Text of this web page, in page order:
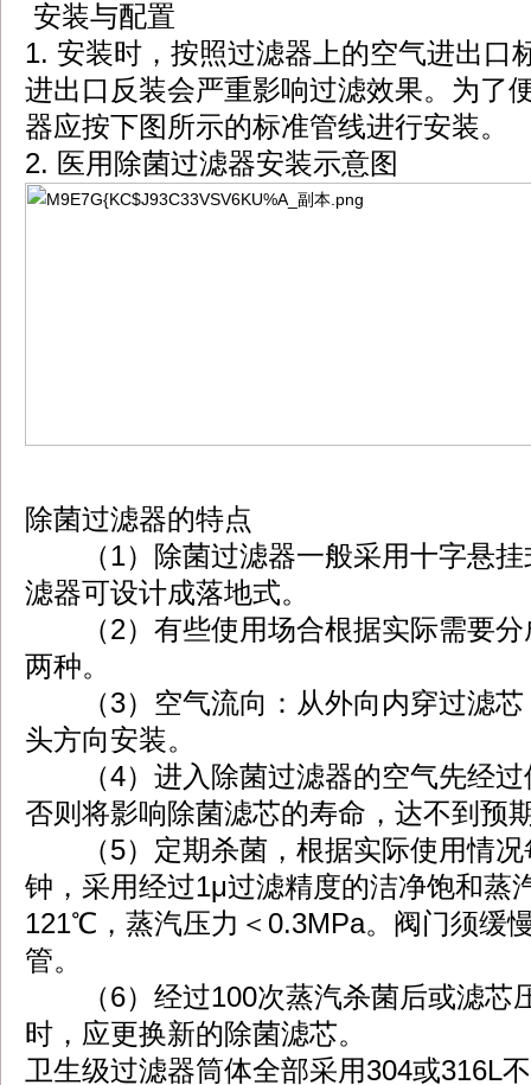
安装与配置
1. 安装时，按照过滤器上的空气进出口
进出口反装会严重影响过滤效果。为了
器应按下图所示的标准管线进行安装。
2. 医用除菌过滤器安装示意图
除菌过滤器的特点
（1）除菌过滤器一般采用十字悬挂
滤器可设计成落地式。
（2）有些使用场合根据实际需要分
两种。
（3）空气流向：从外向内穿过滤芯
头方向安装。
（4）进入除菌过滤器的空气先经过
否则将影响除菌滤芯的寿命，达不到预
（5）定期杀菌，根据实际使用情况
钟，采用经过1μ过滤精度的洁净饱和蒸
121℃，蒸汽压力＜0.3MPa。阀门须缓
管。
（6）经过100次蒸汽杀菌后或滤芯
时，应更换新的除菌滤芯。
卫生级过滤器筒体全部采用304或316L